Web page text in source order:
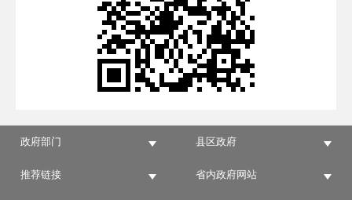
政府部门 县区政府
推荐链接 省内政府网站